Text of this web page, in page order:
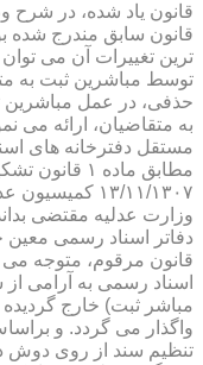
قانون سابق مندرج شده
ترین تغییرات آن می
توسط مباشرین ثبت به
حذفی، در عمل مباشرین
به متقاضیان، ارائه می
مطابق ماده
۱۳/۱۱/۱۳۰۷
وزارت عدلیه مقتضی
دفاتر اسناد رسمی معین
قانون مرقوم، متوجه
اسناد رسمی به آرامی
مباشر ثبت) خارج
واگذار می گردد. و
تنظیم سند از روی دوش